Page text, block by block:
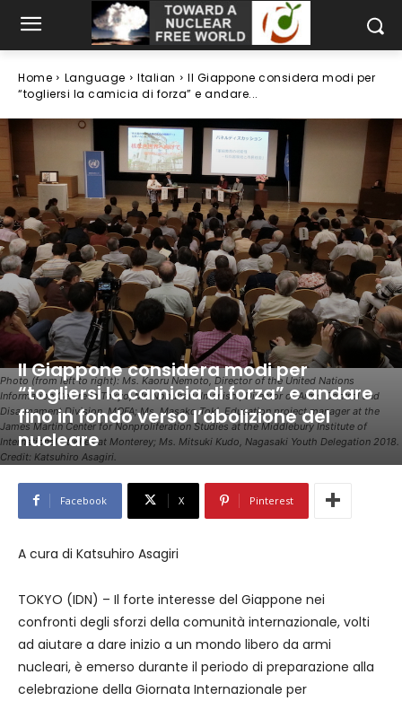
Home Language Italian
Il Giappone considera modi per
“togliersi la camicia di forza” e andare...
Photo (from left to right): Ms. Kaoru Nemoto, Director of the United Nations
Information Centre in Tokyo; Mr. Nobuharu Imanishi, Director of Arms Control and
Disarmament Division, MOFA; Ms. Masako Toki, Education project manager at the
James Martin Center for Nonproliferation Studies at the Middlebury Institute of
International Studies at Monterey; Ms. Mitsuki Kudo, Nagasaki Youth Delegation 2018.
Credit: Katsuhiro Asagiri.
Il Giappone considera modi per
“togliersi la camicia di forza” e andare
fino in fondo verso l’abolizione del
nucleare
Facebook X Pinterest
A cura di Katsuhiro Asagiri
TOKYO (IDN) – Il forte interesse del Giappone nei
confronti degli sforzi della comunità internazionale, volti
ad aiutare a dare inizio a un mondo libero da armi
nucleari, è emerso durante il periodo di preparazione alla
celebrazione della Giornata Internazionale per